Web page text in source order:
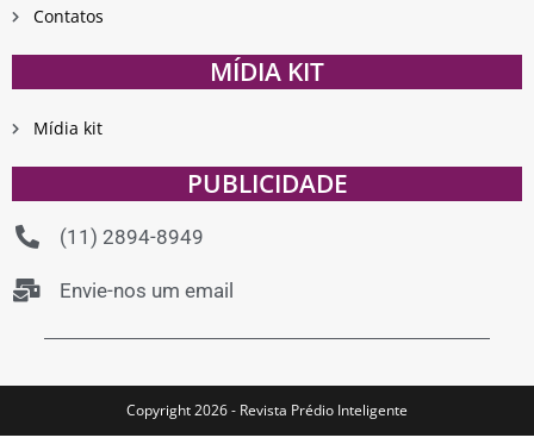
Contatos
MÍDIA KIT
Mídia kit
PUBLICIDADE
(11) 2894-8949
Envie-nos um email
Copyright 2026 - Revista Prédio Inteligente